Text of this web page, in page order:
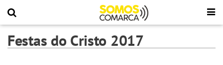
Festas do Cristo 2017